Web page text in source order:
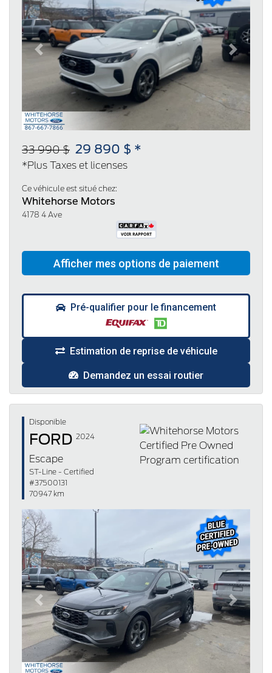
Previous Next
33 990 $ 29 890 $ *
*Plus Taxes et licenses
Ce véhicule est situé chez:
Whitehorse Motors
4178 4 Ave
Pré-qualifier pour le financement
Estimation de reprise de véhicule
Demandez un essai routier
Disponible
FORD 2024
Escape
ST-Line - Certified
#37500131
70947 km
Previous Next